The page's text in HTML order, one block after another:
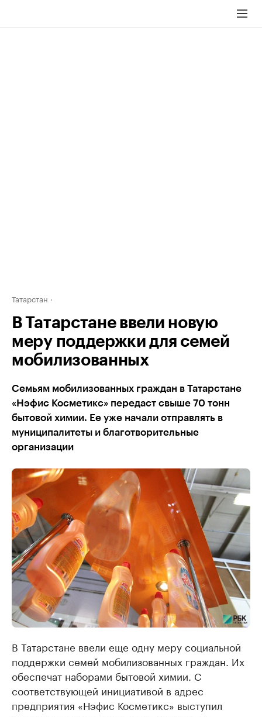
Татарстан
В Татарстане ввели новую
меру поддержки для семей
мобилизованных
Семьям мобилизованных граждан в Татарстане
«Нэфис Косметикс» передаст свыше 70 тонн
бытовой химии. Ее уже начали отправлять в
муниципалитеты и благотворительные
организации
В Татарстане ввели еще одну меру социальной
поддержки семей мобилизованных граждан. Их
обеспечат наборами бытовой химии. С
соответствующей инициативой в адрес
предприятия «Нэфис Косметикс» выступил